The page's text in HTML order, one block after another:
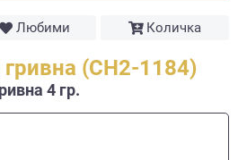
Любими Количка
(СН2-1184)
4 гр.